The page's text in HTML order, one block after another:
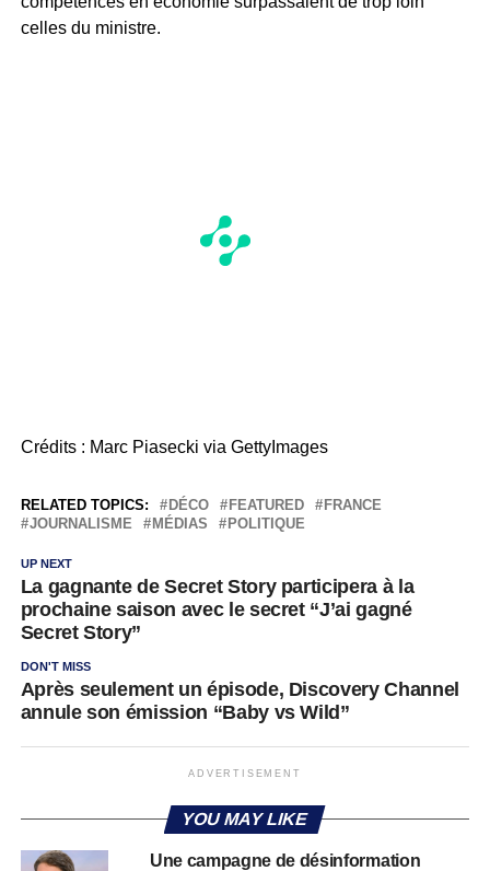
celles du ministre.
Crédits : Marc Piasecki via GettyImages
RELATED TOPICS: DÉCO FEATURED
FRANCE
JOURNALISME
MÉDIAS POLITIQUE
UP NEXT
La gagnante de Secret Story participera à la
prochaine saison avec le secret “J’ai gagné
Secret Story”
DON'T MISS
Après seulement un épisode, Discovery Channel
annule son émission “Baby vs Wild”
ADVERTISEMENT
YOU MAY LIKE
Une campagne de désinformation